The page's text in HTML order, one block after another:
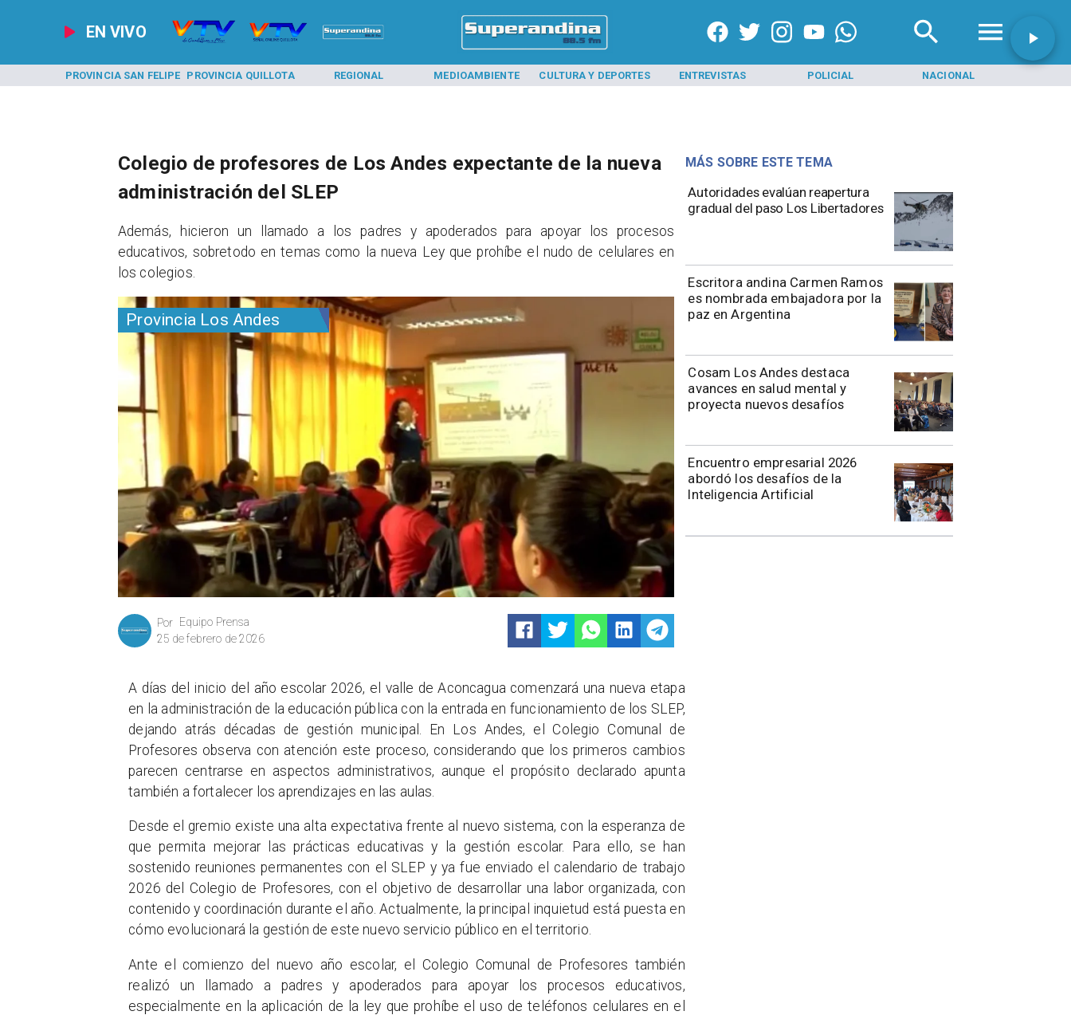
EN VIVO
PROVINCIA SAN FELIPE PROVINCIA QUILLOTA REGIONAL MEDIOAMBIENTE CULTURA Y DEPORTES ENTREVISTAS POLICIAL NACIONAL
Provincia Los Andes
Equipo Prensa
Por
25 de febrero de 2026
​​Autoridades evalúan reapertura
gradual del paso Los Libertadores
Escritora andina Carmen Ramos
es nombrada embajadora por la
paz en Argentina
Cosam Los Andes destaca
avances en salud mental y
proyecta nuevos desafíos
Encuentro empresarial 2026
abordó los desafíos de la
Inteligencia Artificial
MÁS SOBRE ESTE TEMA
Colegio de profesores de Los Andes expectante de la nueva
administración del SLEP
​Además, hicieron un llamado a los padres y apoderados para apoyar los procesos
educativos, sobretodo en temas como la nueva Ley que prohíbe el nudo de celulares en
los colegios.
A días del inicio del año escolar 2026, el valle de Aconcagua comenzará una nueva etapa
en la administración de la educación pública con la entrada en funcionamiento de los SLEP,
dejando atrás décadas de gestión municipal. En Los Andes, el Colegio Comunal de
Profesores observa con atención este proceso, considerando que los primeros cambios
parecen centrarse en aspectos administrativos, aunque el propósito declarado apunta
también a fortalecer los aprendizajes en las aulas.
Desde el gremio existe una alta expectativa frente al nuevo sistema, con la esperanza de
que permita mejorar las prácticas educativas y la gestión escolar. Para ello, se han
sostenido reuniones permanentes con el SLEP y ya fue enviado el calendario de trabajo
2026 del Colegio de Profesores, con el objetivo de desarrollar una labor organizada, con
contenido y coordinación durante el año. Actualmente, la principal inquietud está puesta en
cómo evolucionará la gestión de este nuevo servicio público en el territorio.
Ante el comienzo del nuevo año escolar, el Colegio Comunal de Profesores también
realizó un llamado a padres y apoderados para apoyar los procesos educativos,
especialmente en la aplicación de la ley que prohíbe el uso de teléfonos celulares en el